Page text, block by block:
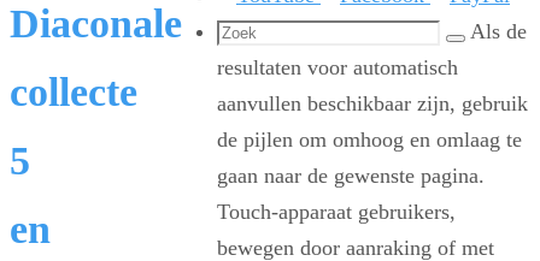
Diaconale
collecte
5
en
Zoeken
naar:
Zoek
Als de
resultaten voor automatisch
aanvullen beschikbaar zijn, gebruik
de pijlen om omhoog en omlaag te
gaan naar de gewenste pagina.
Touch-apparaat gebruikers,
bewegen door aanraking of met